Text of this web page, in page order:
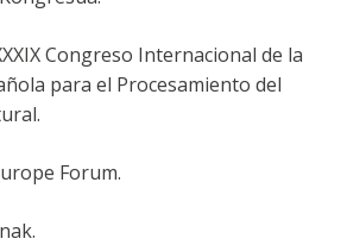
Congreso Internacional de la
para el Procesamiento del
Forum.